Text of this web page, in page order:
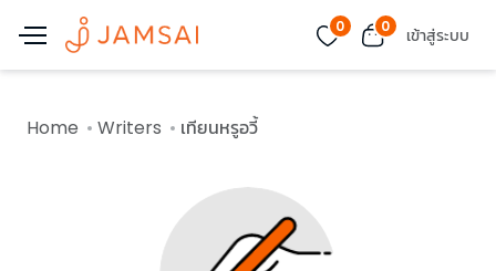
0 0 เข้าสู่ระบบ
Home Writers เทียนหรูอวี้